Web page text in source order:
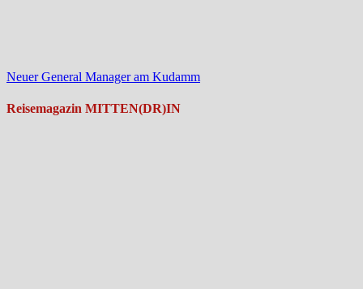
Neuer General Manager am Kudamm
Reisemagazin MITTEN(DR)IN